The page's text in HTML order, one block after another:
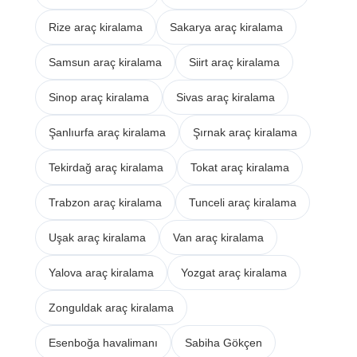
Rize araç kiralama Sakarya araç kiralama
Samsun araç kiralama Siirt araç kiralama
Sinop araç kiralama Sivas araç kiralama
Şanlıurfa araç kiralama Şırnak araç kiralama
Tekirdağ araç kiralama Tokat araç kiralama
Trabzon araç kiralama Tunceli araç kiralama
Uşak araç kiralama Van araç kiralama
Yalova araç kiralama Yozgat araç kiralama
Zonguldak araç kiralama
Esenboğa havalimanı Sabiha Gökçen